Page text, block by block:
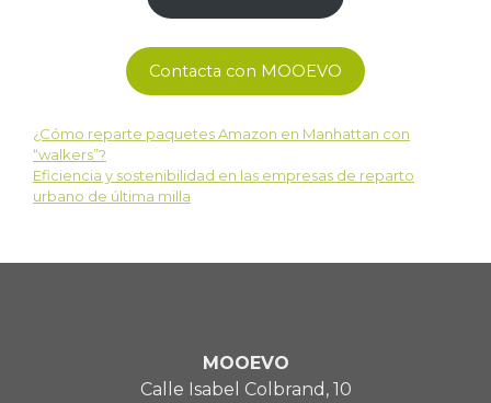
Contacta con MOOEVO
¿Cómo reparte paquetes Amazon en Manhattan con
“walkers”?
Eficiencia y sostenibilidad en las empresas de reparto
urbano de última milla
MOOEVO
Calle Isabel Colbrand, 10